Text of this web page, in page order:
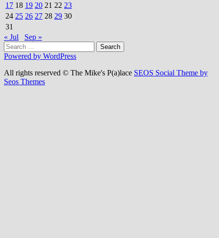
17 18 19 20 21 22 23
24 25 26 27 28 29 30
31
« Jul
Sep »
Search
for:
Powered by WordPress
All rights reserved © The Mike's P(a)lace SEOS Social Theme by
Seos Themes